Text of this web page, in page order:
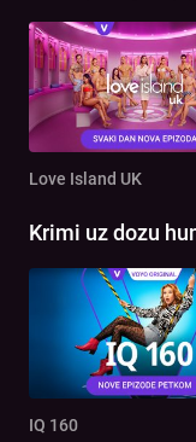
Love Island UK
Krimi uz dozu
IQ 160